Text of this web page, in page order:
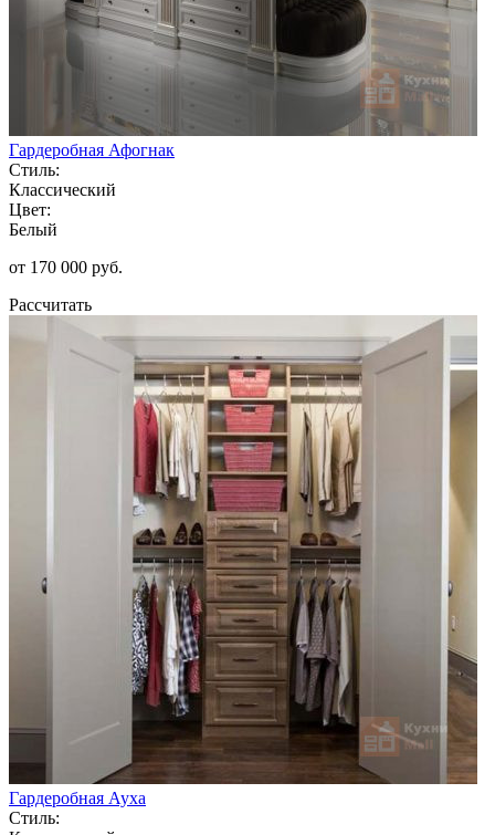
Гардеробная Афогнак
Стиль:
Классический
Цвет:
Белый
от 170 000 руб.
Рассчитать
Гардеробная Ауха
Стиль: